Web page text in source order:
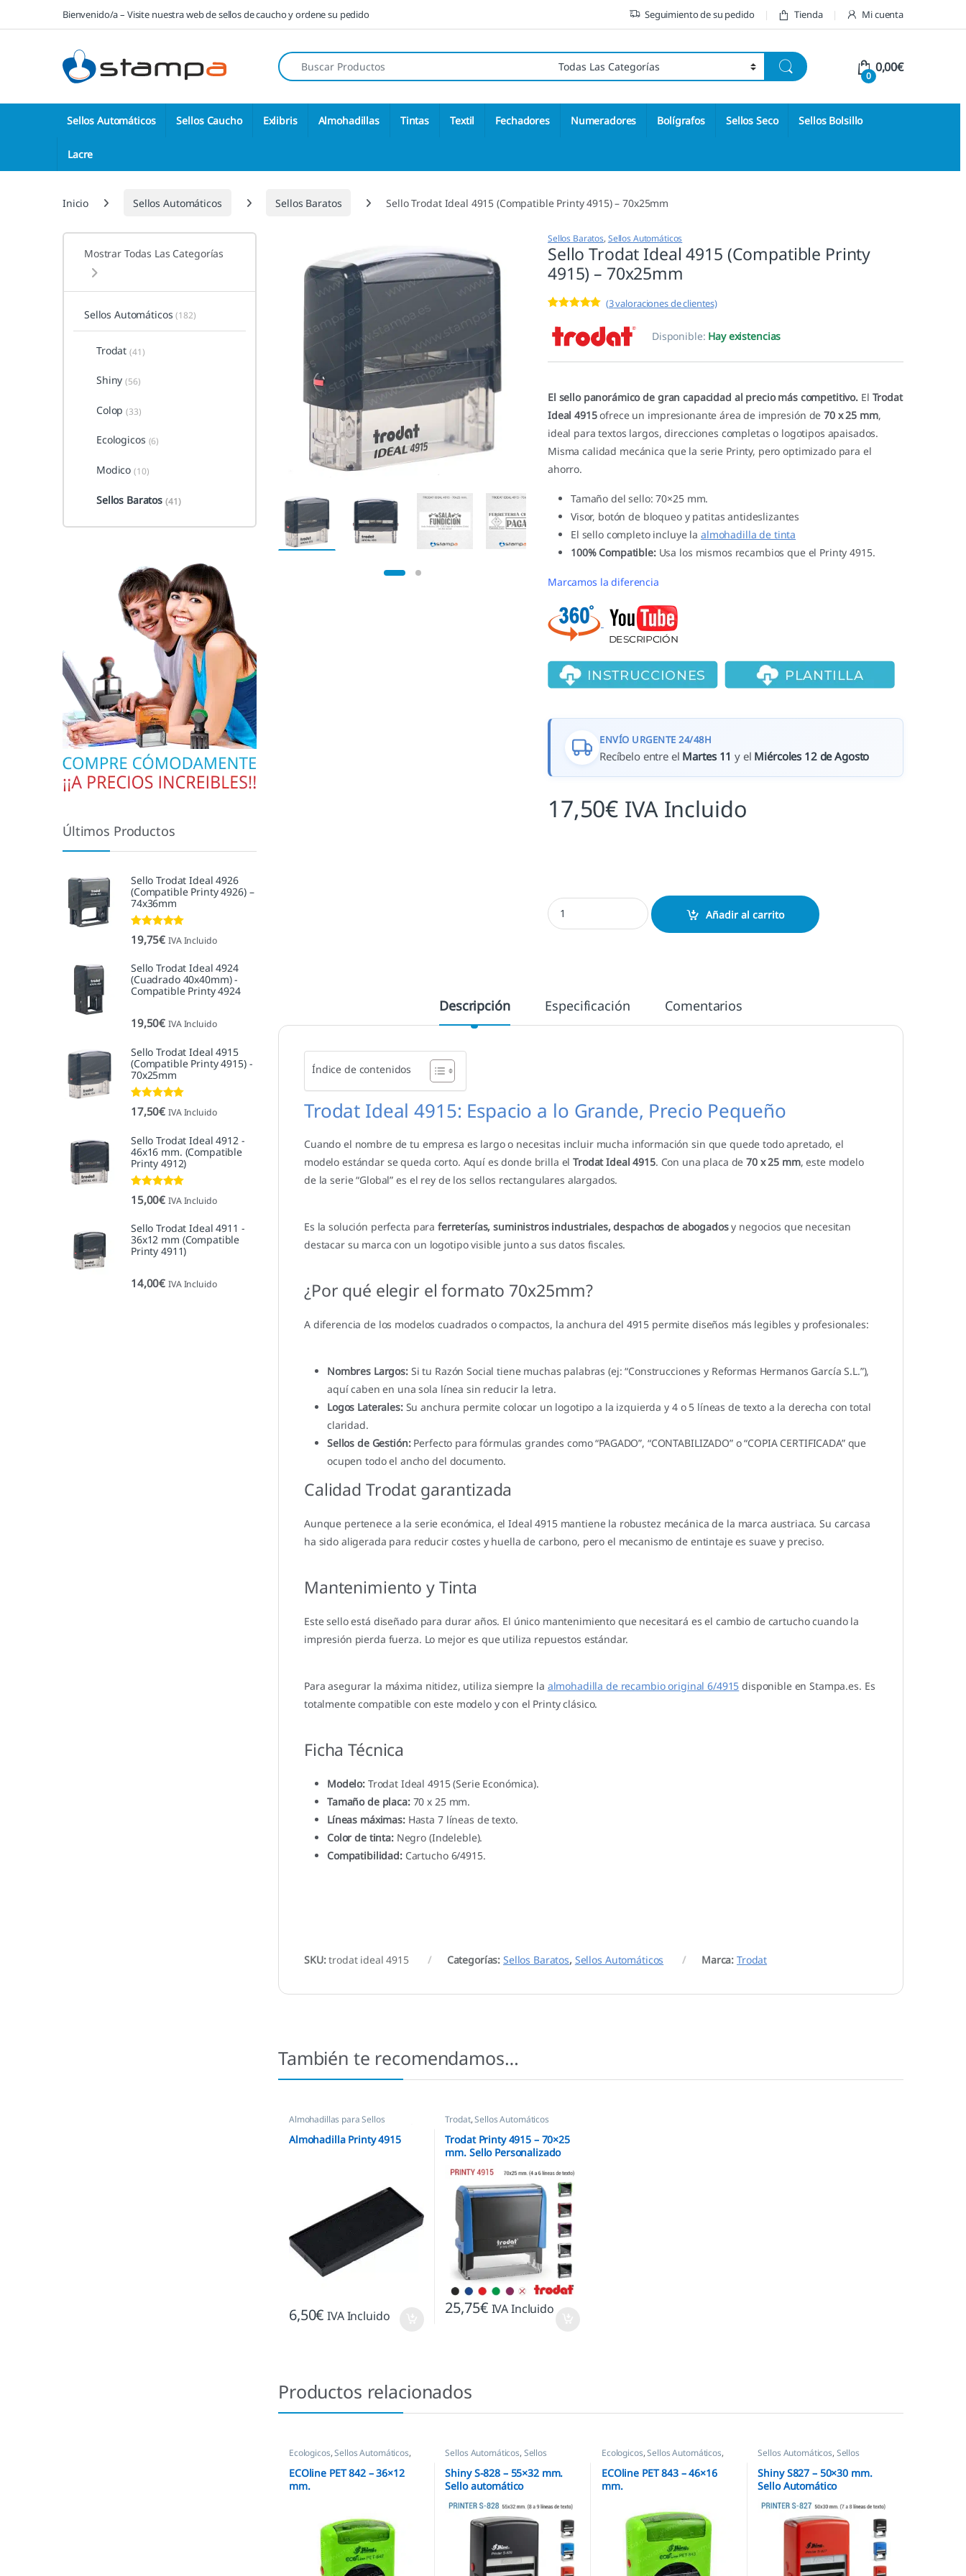
Saltar a la navegación
Saltar al contenidoBienvenido/a – Visite nuestra web de sellos de caucho y ordene su pedido Seguimiento de su pedido Tienda Mi cuenta
Búsqueda de:
0
0,00€
Sellos Automáticos Sellos Caucho Exlibris Almohadillas Tintas Textil Fechadores Numeradores Bolígrafos Sellos Seco Sellos Bolsillo
Lacre
Inicio Sellos Automáticos Sellos Baratos Sello Trodat Ideal 4915 (Compatible Printy 4915) – 70x25mm
Sellos Baratos, Sellos Automáticos
Sello Trodat Ideal 4915 (Compatible Printy
4915) – 70x25mm
5.00
base a
valoracione
(3valoraciones de clientes)
Disponible: Hay existencias
El sello panorámico de gran capacidad al precio más competitivo. El Trodat
Ideal 4915ofrece un impresionante área de impresión de70 x 25 mm,
ideal para textos largos, direcciones completas o logotipos apaisados.
Misma calidad mecánica que la serie Printy, pero optimizado para el
ahorro.
Tamaño del sello: 70×25 mm.
Visor, botón de bloqueo y patitas antideslizantes
El sello completo incluye la almohadilla de tinta
100% Compatible:Usa los mismos recambios que el Printy 4915.
Marcamos la diferencia
ENVÍO URGENTE 24/48H
Recíbelo entre el Martes 11 y el Miércoles 12 de Agosto
17,50€ IVA Incluido
Sello Trodat Ideal 4915 (Compatible Printy 4915) - 70x25mm cantidad
Añadir al carrito
Descripción Especificación Comentarios
Índice de contenidos
Trodat Ideal 4915: Espacio a lo Grande, Precio Pequeño
Cuando el nombre de tu empresa es largo o necesitas incluir mucha información sin que quede todo apretado, el
modelo estándar se queda corto. Aquí es donde brilla elTrodat Ideal 4915. Con una placa de70 x 25 mm, este modelo
de la serie “Global” es el rey de los sellos rectangulares alargados.
Es la solución perfecta para ferreterías, suministros industriales, despachos de abogadosy negocios que necesitan
destacar su marca con un logotipo visible junto a sus datos fiscales.
¿Por qué elegir el formato 70x25mm?
A diferencia de los modelos cuadrados o compactos, la anchura del 4915 permite diseños más legibles y profesionales:
Nombres Largos:Si tu Razón Social tiene muchas palabras (ej: “Construcciones y Reformas Hermanos García S.L.”),
aquí caben en una sola línea sin reducir la letra.
Logos Laterales:Su anchura permite colocar un logotipo a la izquierda y 4 o 5 líneas de texto a la derecha con total
claridad.
Sellos de Gestión:Perfecto para fórmulas grandes como “PAGADO”, “CONTABILIZADO” o “COPIA CERTIFICADA” que
ocupen todo el ancho del documento.
Calidad Trodat garantizada
Aunque pertenece a la serie económica, el Ideal 4915 mantiene la robustez mecánica de la marca austriaca. Su carcasa
ha sido aligerada para reducir costes y huella de carbono, pero el mecanismo de entintaje es suave y preciso.
Mantenimiento y Tinta
Este sello está diseñado para durar años. El único mantenimiento que necesitará es el cambio de cartucho cuando la
impresión pierda fuerza. Lo mejor es que utiliza repuestos estándar.
Para asegurar la máxima nitidez, utiliza siempre la almohadilla de recambio original 6/4915 disponible en Stampa.es. Es
totalmente compatible con este modelo y con el Printy clásico.
Ficha Técnica
Modelo: Trodat Ideal 4915 (Serie Económica).
Tamaño de placa:70 x 25 mm.
Líneas máximas:Hasta 7 líneas de texto.
Color de tinta:Negro (Indeleble).
Compatibilidad:Cartucho 6/4915.
SKU:trodat ideal 4915 Categorías: Sellos Baratos, Sellos Automáticos Marca: Trodat
También te recomendamos…
Almohadillas para Sellos
Automáticos ,Almohadillas Trodat
Almohadilla Printy 4915
6,50€ IVA Incluido
Trodat,Sellos Automáticos
Trodat Printy 4915 – 70×25
mm. Sello Personalizado
25,75€ IVA Incluido
Productos relacionados
Ecologicos,Sellos Automáticos,
ECOline PET 842 – 36×12
mm.
Sellos Automáticos, Sellos
Shiny S-828 – 55×32 mm.
Sello automático
personalizado
Ecologicos,Sellos Automáticos,
ECOline PET 843 – 46×16
mm.
Sellos Automáticos, Sellos
Shiny S827 – 50×30 mm.
Sello Automático
Personalizado
Mostrar Todas Las Categorías
Sellos Automáticos(182)
Trodat (41)
Shiny (56)
Colop (33)
Ecologicos (6)
Modico (10)
Sellos Baratos (41)
Últimos Productos
Sello Trodat Ideal 4926
(Compatible Printy 4926) –
74x36mm
Valorado con
5.00de 5
19,75€ IVA Incluido
Sello Trodat Ideal 4924
(Cuadrado 40x40mm) -
Compatible Printy 4924
19,50€ IVA Incluido
Sello Trodat Ideal 4915
(Compatible Printy 4915) -
70x25mm
Valorado con
5.00de 5
17,50€ IVA Incluido
Sello Trodat Ideal 4912 -
46x16 mm. (Compatible
Printy 4912)
Valorado con
5.00de 5
15,00€ IVA Incluido
Sello Trodat Ideal 4911 -
36x12 mm (Compatible
Printy 4911)
14,00€ IVA Incluido